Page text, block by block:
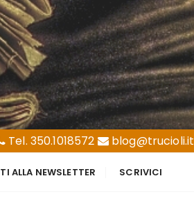
Tel. 350.1018572 blog@trucioli.it
ALLA NEWSLETTER SCRIVICI